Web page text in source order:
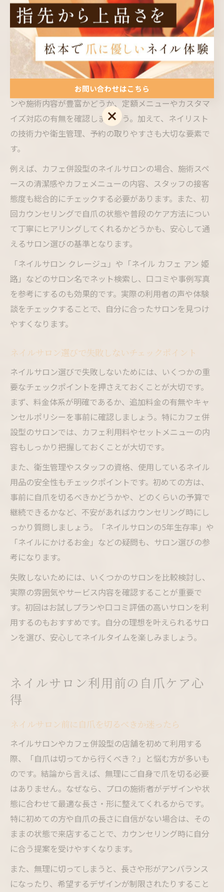
すくなります。雰囲気とデザインの相乗効果をぜひ体感
してみてください。
自分に合うネイルサロンの見極め方を解説
自分に合うネイルサロンを見極めるためには、いくつか
のチェックポイントがあります。まず、希望するデザイ
ンや施術内容が豊富かどうか、定額メニューやカスタマ
イズ対応の有無を確認しましょう。加えて、ネイリスト
の技術力や衛生管理、予約の取りやすさも大切な要素で
す。
例えば、カフェ併設型のネイルサロンの場合、施術スペ
ースの清潔感やカフェメニューの内容、スタッフの接客
態度も総合的にチェックする必要があります。また、初
回カウンセリングで自爪の状態や普段のケア方法につい
て丁寧にヒアリングしてくれるかどうかも、安心して通
えるサロン選びの基準となります。
「ネイルサロン クレージュ」や「ネイル カフェ アン 姫
路」などのサロン名でネット検索し、口コミや事例写真
を参考にするのも効果的です。実際の利用者の声や体験
談をチェックすることで、自分に合ったサロンを見つけ
やすくなります。
ネイルサロン選びで失敗しないチェックポイント
ネイルサロン選びで失敗しないためには、いくつかの重
要なチェックポイントを押さえておくことが大切です。
まず、料金体系が明確であるか、追加料金の有無やキャ
ンセルポリシーを事前に確認しましょう。特にカフェ併
設型のサロンでは、カフェ利用料やセットメニューの内
容もしっかり把握しておくことが大切です。
また、衛生管理やスタッフの資格、使用しているネイル
用品の安全性もチェックポイントです。初めての方は、
事前に自爪を切るべきかどうかや、どのくらいの予算で
継続できるかなど、不安があればカウンセリング時にし
っかり質問しましょう。「ネイルサロンの5年生存率」や
「ネイルにかけるお金」などの疑問も、サロン選びの参
考になります。
失敗しないためには、いくつかのサロンを比較検討し、
実際の雰囲気やサービス内容を確認することが重要で
す。初回はお試しプランや口コミ評価の高いサロンを利
用するのもおすすめです。自分の理想を叶えられるサロ
ンを選び、安心してネイルタイムを楽しみましょう。
ネイルサロン利用前の自爪ケア心
得
ネイルサロン前に自爪を切るべきか迷ったら
ネイルサロンやカフェ併設型の店舗を初めて利用する
際、「自爪は切ってから行くべき？」と悩む方が多いも
のです。結論から言えば、無理にご自身で爪を切る必要
はありません。なぜなら、プロの施術者がデザインや状
態に合わせて最適な長さ・形に整えてくれるからです。
特に初めての方や自爪の長さに自信がない場合は、その
ままの状態で来店することで、カウンセリング時に自分
に合う提案を受けやすくなります。
また、無理に切ってしまうと、長さや形がアンバランス
になったり、希望するデザインが制限されたりすること
お問い合わせはこちら
お問い合わせはこちら